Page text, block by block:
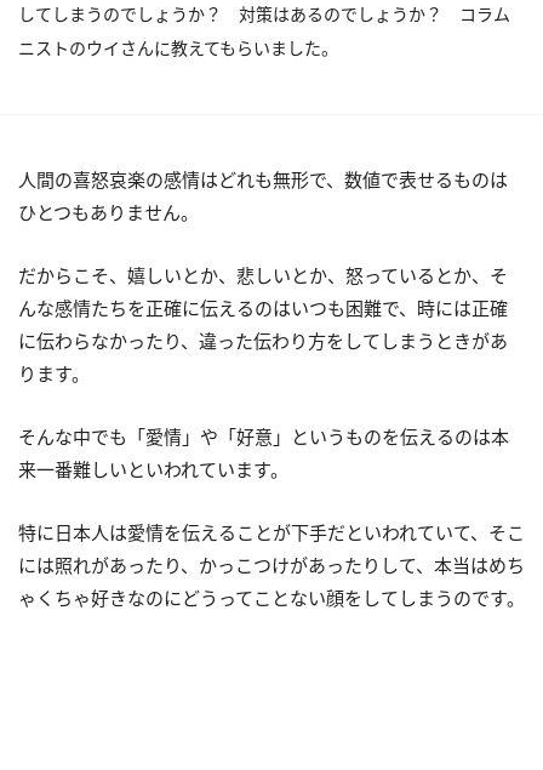
してしまうのでしょうか？ 対策はあるのでしょうか？ コラム
ニストのウイさんに教えてもらいました。
人間の喜怒哀楽の感情はどれも無形で、数値で表せるものは
ひとつもありません。
だからこそ、嬉しいとか、悲しいとか、怒っているとか、そ
んな感情たちを正確に伝えるのはいつも困難で、時には正確
に伝わらなかったり、違った伝わり方をしてしまうときがあ
ります。
そんな中でも「愛情」や「好意」というものを伝えるのは本
来一番難しいといわれています。
特に日本人は愛情を伝えることが下手だといわれていて、そこ
には照れがあったり、かっこつけがあったりして、本当はめち
ゃくちゃ好きなのにどうってことない顔をしてしまうのです。